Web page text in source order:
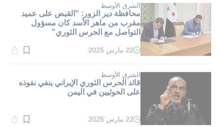
دقيقة.
الشرق الأوسط
محافظة دير الزور: "القبض على عميد
مقرب من ماهر الأسد كان مسؤول
التواصل مع الحرس الثوري"
وقت
دقيقة.
22 مارس 2025
الشرق الأوسط
قائد الحرس الثوري الإيراني ينفي نفوذه
على الحوثيين في اليمن
وقت
22 مارس 2025